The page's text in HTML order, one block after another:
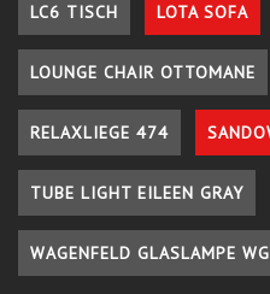
LC6 TISCH LOTA SOFA
LOUNGE CHAIR OTTOMANE
RELAXLIEGE 474
TUBE LIGHT EILEEN GRAY
WAGENFELD GLASLAMPE